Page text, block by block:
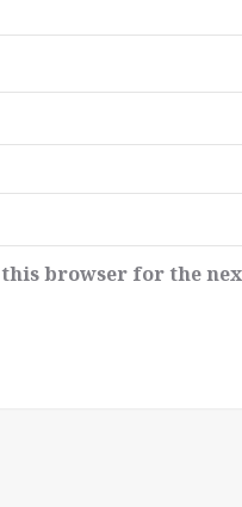
browser for the